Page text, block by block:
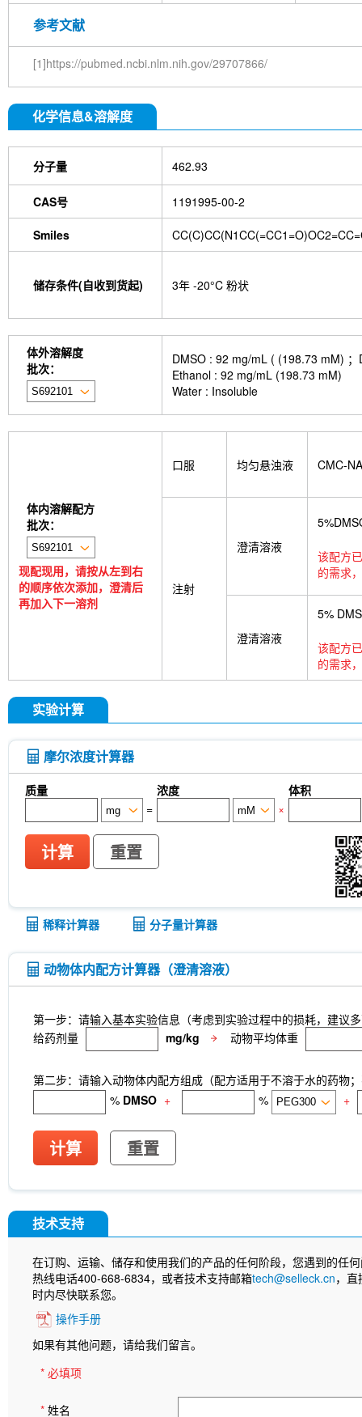
参考文献
[1]https://pubmed.ncbi.nlm.nih.gov/29707866/
化学信息&溶解度
分子量 462.93
CAS号 1191995-00-2
Smiles
储存条件(自收到货起) 3年 -20°C 粉状
体外溶解度
批次：
DMSO : 92 mg/mL ( (198.73 mM)
Ethanol : 92 mg/mL (198.73 mM)
Water : Insoluble
体内溶解配方
批次：
现配现用，请按从左到右
的顺序依次添加，澄清后
再加入下一溶剂
口服 均匀悬浊液 CMC-NA
注射
澄清溶液
该配方
的需求
澄清溶液
5%
该配方
的需求
实验计算
摩尔浓度计算器
质量 浓度
体积
=
×
计算 重置
稀释计算器 分子量计算器
动物体内配方计算器（澄清溶液）
第一步：请输入基本实验信息（考虑到实验过程中的损耗，建议
给药剂量
mg/kg 动物平均体重
第二步：请输入动物体内配方组成（配方适用于不溶于水的药物
% DMSO + % +
计算 重置
技术支持
在订购、运输、储存和使用我们的产品的任何阶段，您遇到的任
热线电话400-668-6834，或者技术支持邮箱tech@selleck.cn，
时内尽快联系您。
操作手册
如果有其他问题，请给我们留言。
* 必填项
* 姓名